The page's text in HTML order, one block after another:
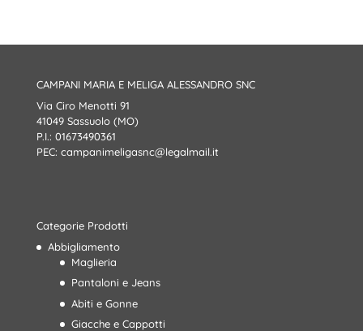
CAMPANI MARIA E MELIGA ALESSANDRO SNC
Via Ciro Menotti 91
41049 Sassuolo (MO)
P.I.: 01673490361
PEC: campanimeligasnc@legalmail.it
Categorie Prodotti
Abbigliamento
Maglieria
Pantaloni e Jeans
Abiti e Gonne
Giacche e Cappotti